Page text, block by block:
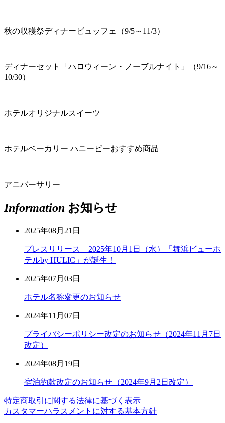
秋の収穫祭ディナービュッフェ（9/5～11/3）
ディナーセット「ハロウィーン・ノーブルナイト」（9/16～
10/30）
ホテルオリジナルスイーツ
ホテルベーカリー ハニービーおすすめ商品
アニバーサリー
Information お知らせ
2025年08月21日
プレスリリース 2025年10月1日（水）「舞浜ビューホ
テルby HULIC」が誕生！
2025年07月03日
ホテル名称変更のお知らせ
2024年11月07日
プライバシーポリシー改定のお知らせ（2024年11月7日
改定）
2024年08月19日
宿泊約款改定のお知らせ（2024年9月2日改定）
特定商取引に関する法律に基づく表示
カスタマーハラスメントに対する基本方針